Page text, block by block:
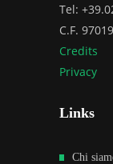
Tel:
C.F.
Credits
Privacy
Links
Chi